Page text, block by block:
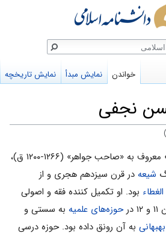
نجفی
)
معروف به «صاحب جواهر» (۱۲۶۶-۱۲۰۰ ق)،
شیعه در قرن سیزدهم هجری و از
بود. او تکمیل کننده فقه و اصولی
حوزه‌های علمیه به سستی و
به آن رونق داده بود. حوزه درسی
خواندن نمایش مبدأ نمایش تاریخچه